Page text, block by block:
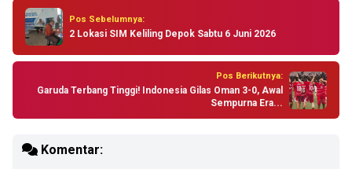
Pos Sebelumnya:
2 Lokasi SIM Keliling Depok Sabtu 6 Juni 2026
Pos Berikutnya:
Garuda Terbang Tinggi! Indonesia Gilas Oman 3-0, Awal
Sempurna Era...
Komentar: